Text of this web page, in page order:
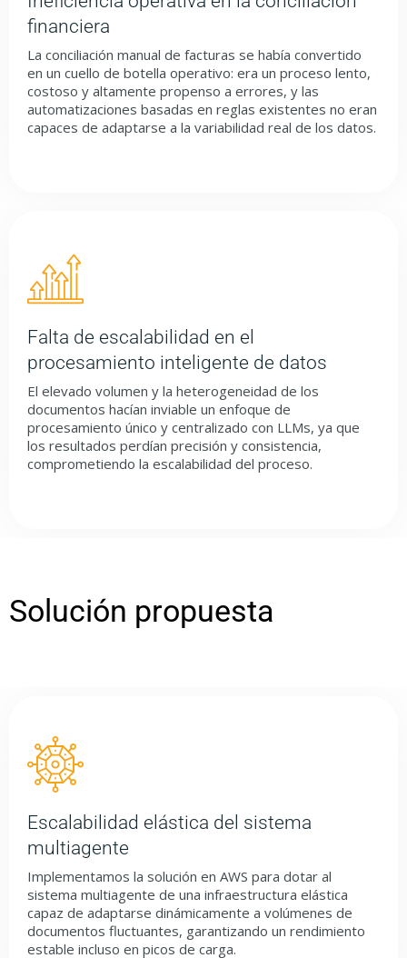
financiera
La conciliación manual de facturas se había convertido
en un cuello de botella operativo: era un proceso lento,
costoso y altamente propenso a errores, y las
automatizaciones basadas en reglas existentes no eran
capaces de adaptarse a la variabilidad real de los datos.
Falta de escalabilidad en el
procesamiento inteligente de datos
El elevado volumen y la heterogeneidad de los
documentos hacían inviable un enfoque de
procesamiento único y centralizado con LLMs, ya que
los resultados perdían precisión y consistencia,
comprometiendo la escalabilidad del proceso.
Solución propuesta
Escalabilidad elástica del sistema
multiagente
Implementamos la solución en AWS para dotar al
sistema multiagente de una infraestructura elástica
capaz de adaptarse dinámicamente a volúmenes de
documentos fluctuantes, garantizando un rendimiento
estable incluso en picos de carga.